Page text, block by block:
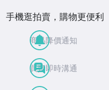
手機逛拍賣，購物更便利
商品降價通知
買賣即時溝通